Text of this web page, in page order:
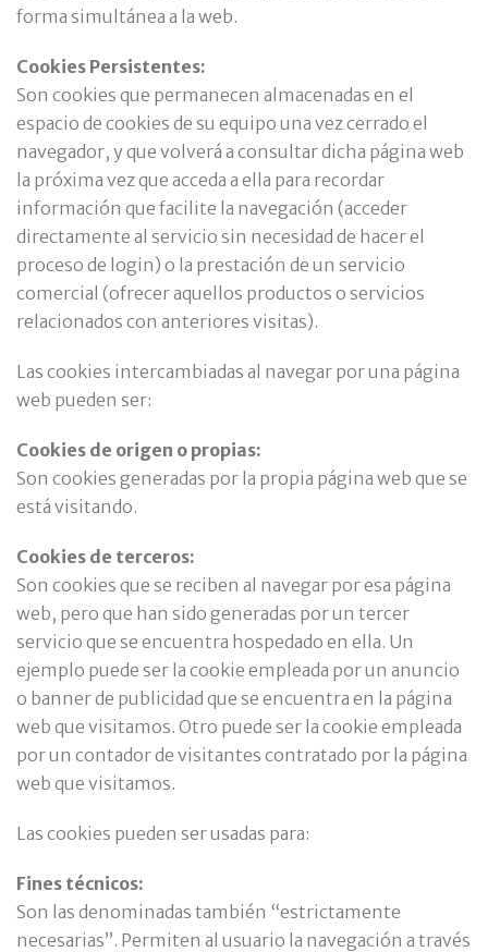
forma simultánea a la web.
Cookies Persistentes:
Son cookies que permanecen almacenadas en el
espacio de cookies de su equipo una vez cerrado el
navegador, y que volverá a consultar dicha página web
la próxima vez que acceda a ella para recordar
información que facilite la navegación (acceder
directamente al servicio sin necesidad de hacer el
proceso de login) o la prestación de un servicio
comercial (ofrecer aquellos productos o servicios
relacionados con anteriores visitas).
Las cookies intercambiadas al navegar por una página
web pueden ser:
Cookies de origen o propias:
Son cookies generadas por la propia página web que se
está visitando.
Cookies de terceros:
Son cookies que se reciben al navegar por esa página
web, pero que han sido generadas por un tercer
servicio que se encuentra hospedado en ella. Un
ejemplo puede ser la cookie empleada por un anuncio
o banner de publicidad que se encuentra en la página
web que visitamos. Otro puede ser la cookie empleada
por un contador de visitantes contratado por la página
web que visitamos.
Las cookies pueden ser usadas para:
Fines técnicos:
Son las denominadas también “estrictamente
necesarias”. Permiten al usuario la navegación a través